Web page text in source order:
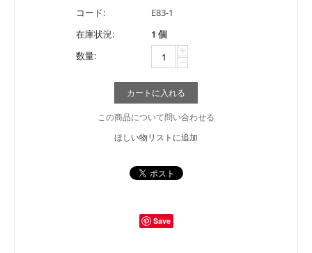
コード:
E83-1
在庫状況:
1 個
数量:
+
−
カートに入れる
この商品について問い合わせる
ほしい物リストに追加
Save